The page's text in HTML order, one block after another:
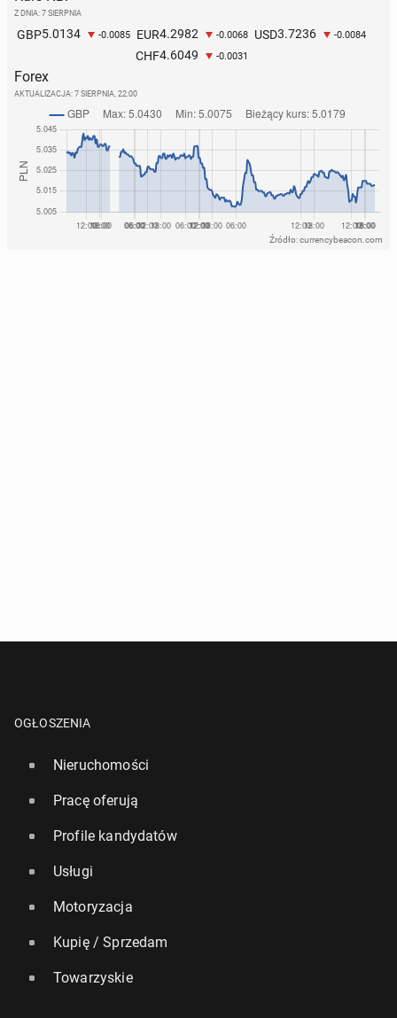
Z DNIA: 7 SIERPNIA
GBP5.0134 -0.0085 EUR4.2982 -0.0068 USD3.7236 -0.0084
CHF4.6049 -0.0031
Forex
AKTUALIZACJA: 7 SIERPNIA, 22:00
Źródło: currencybeacon.com
OGŁOSZENIA
Nieruchomości
Pracę oferują
Profile kandydatów
Usługi
Motoryzacja
Kupię / Sprzedam
Towarzyskie